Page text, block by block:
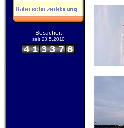
Besucher:
seit 23.5.2010